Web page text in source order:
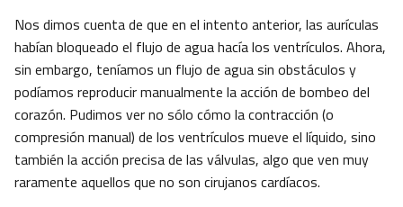
Nos dimos cuenta de que en el intento anterior, las aurículas
habían bloqueado el flujo de agua hacía los ventrículos. Ahora,
sin embargo, teníamos un flujo de agua sin obstáculos y
podíamos reproducir manualmente la acción de bombeo del
corazón. Pudimos ver no sólo cómo la contracción (o
compresión manual) de los ventrículos mueve el líquido, sino
también la acción precisa de las válvulas, algo que ven muy
raramente aquellos que no son cirujanos cardíacos.